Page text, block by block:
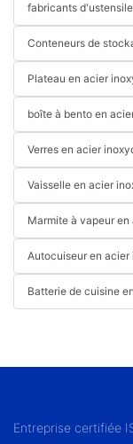
fabricants
Conteneurs de
Plateau en acier
boîte à bento en
Verres en acier
Vaisselle en acier
Marmite à vapeur
Autocuiseur en acier
Batterie de cuisine
Entreprise certifiée